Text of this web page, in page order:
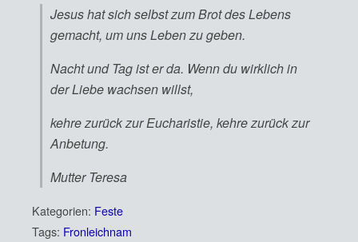
Jesus hat sich selbst zum Brot des Lebens
gemacht, um uns Leben zu geben.
Nacht und Tag ist er da. Wenn du wirklich in
der Liebe wachsen willst,
kehre zurück zur Eucharistie, kehre zurück zur
Anbetung.
Mutter Teresa
Kategorien: Feste
Tags: Fronleichnam